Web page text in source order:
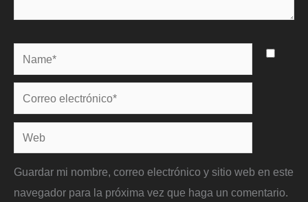
Name*
Correo
electrónico*
Web
Guardar mi nombre, correo electrónico y sitio web en este
navegador para la próxima vez que haga un comentario.